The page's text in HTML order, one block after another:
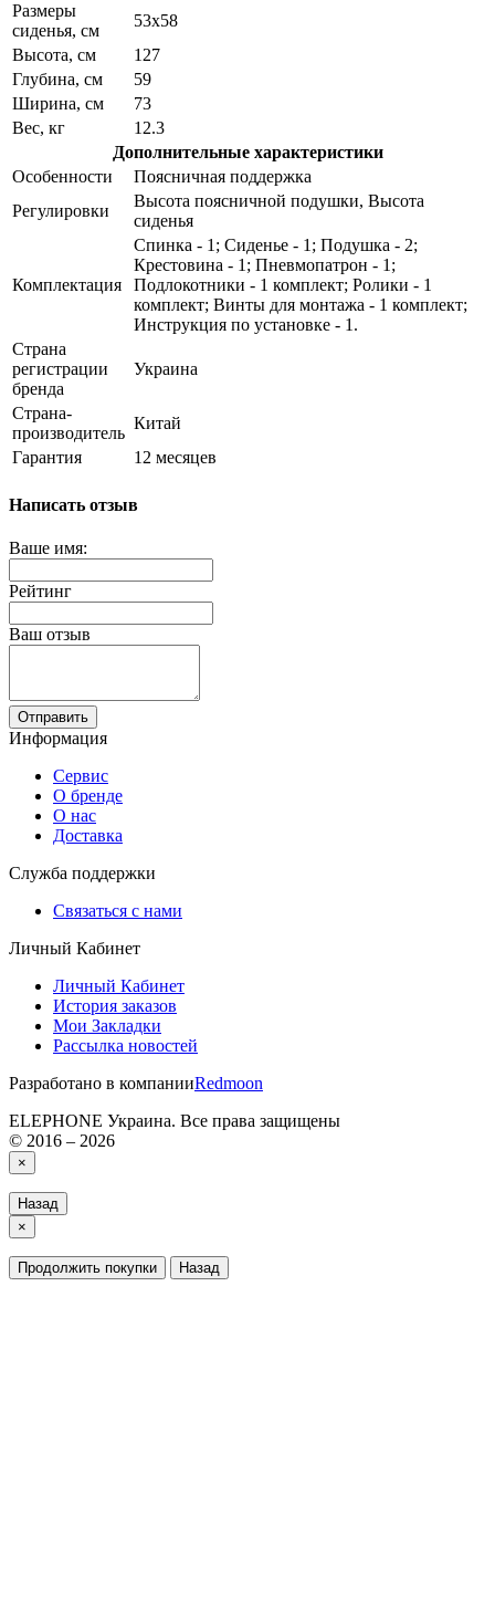
Размеры
сиденья, см
53х58
Высота, см
127
Глубина, см
59
Ширина, см
73
Вес, кг
12.3
Дополнительные характеристики
Особенности
Поясничная поддержка
Регулировки
Высота поясничной подушки, Высота
сиденья
Комплектация
Спинка - 1; Сиденье - 1; Подушка - 2;
Крестовина - 1; Пневмопатрон - 1;
Подлокотники - 1 комплект; Ролики - 1
комплект; Винты для монтажа - 1 комплект;
Инструкция по установке - 1.
Страна
регистрации
бренда
Украина
Страна-
производитель
Китай
Гарантия
12 месяцев
Написать отзыв
Ваше имя:
Рейтинг
Ваш отзыв
Отправить
Информация
Сервис
О бренде
О нас
Доставка
Служба поддержки
Связаться с нами
Личный Кабинет
Личный Кабинет
История заказов
Мои Закладки
Рассылка новостей
Разработано в компанииRedmoon
ELEPHONE Украина. Все права защищены
© 2016 – 2026
×
Назад
×
Продолжить покупки Назад